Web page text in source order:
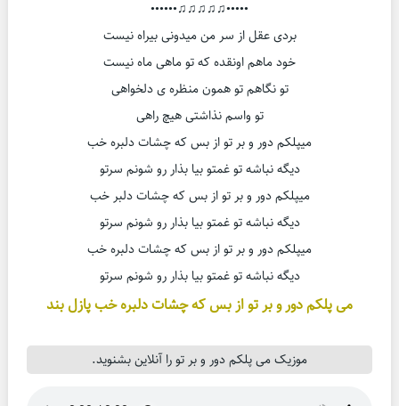
•••••♫♫♫♫♫••••••
بردی عقل از سر من میدونی بیراه نیست
خود ماهم اونقده که تو ماهی ماه نیست
تو نگاهم تو همون منظره ی دلخواهی
تو واسم نذاشتی هیچ راهی
میپلکم دور و بر تو از بس که چشات دلبره خب
دیگه نباشه تو غمتو بیا بذار رو شونم سرتو
میپلکم دور و بر تو از بس که چشات دلبر خب
دیگه نباشه تو غمتو بیا بذار رو شونم سرتو
میپلکم دور و بر تو از بس که چشات دلبره خب
دیگه نباشه تو غمتو بیا بذار رو شونم سرتو
می پلکم دور و بر تو از بس که چشات دلبره خب پازل بند
موزیک می پلکم دور و بر تو را آنلاین بشنوید.